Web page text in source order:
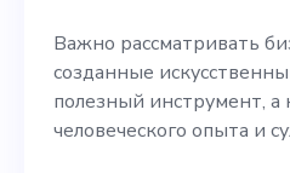
Важно рассматривать
созданные
полезный инструмент, а
человеческого опыта и